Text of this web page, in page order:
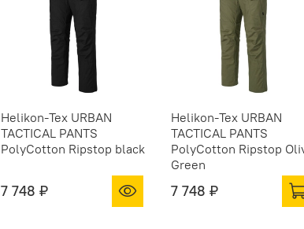
Helikon-Tex URBAN
TACTICAL PANTS
PolyCotton Ripstop black
7 748 ₽
Helikon-Tex URBAN
TACTICAL PANTS
PolyCotton Ripstop
Green
7 748 ₽